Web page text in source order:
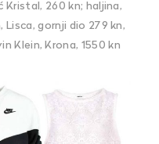
Kristal, 260 kn; haljina,
gornji dio 279 kn,
Klein, Krona, 1550 kn